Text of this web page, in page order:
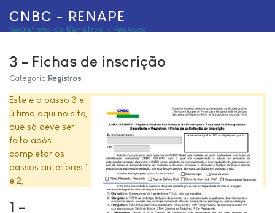
CNBC - RENAPE
Secretaria de Registros - Pessoas
3 - Fichas de inscrição
Categoria:Registros
Este é o passo 3 e
último aqui no site,
que só deve ser
feito após
completar os
passos anteriores 1
e 2,
1 -